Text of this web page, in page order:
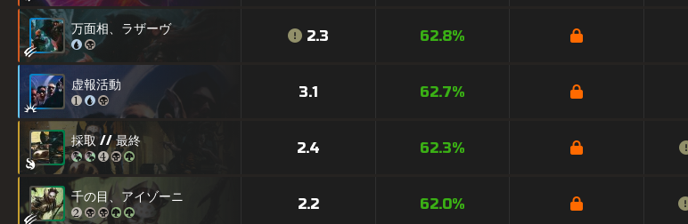
万面相、ラザーヴ 2.3 62.8%
虚報活動 3.1 62.7%
採取 // 最終 2.4 62.3%
千の目、アイゾーニ 2.2 62.0%